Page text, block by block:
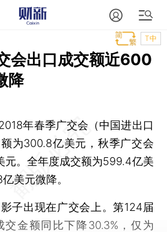
T中
会出口成交额近600
降
2018年春季广交会（中国进出口
为300.8亿美元，秋季广交会
元。全年度成交额为599.4亿美
美元微降。
出现在广交会上。第124届
交金额同比下降30.3%，仅为